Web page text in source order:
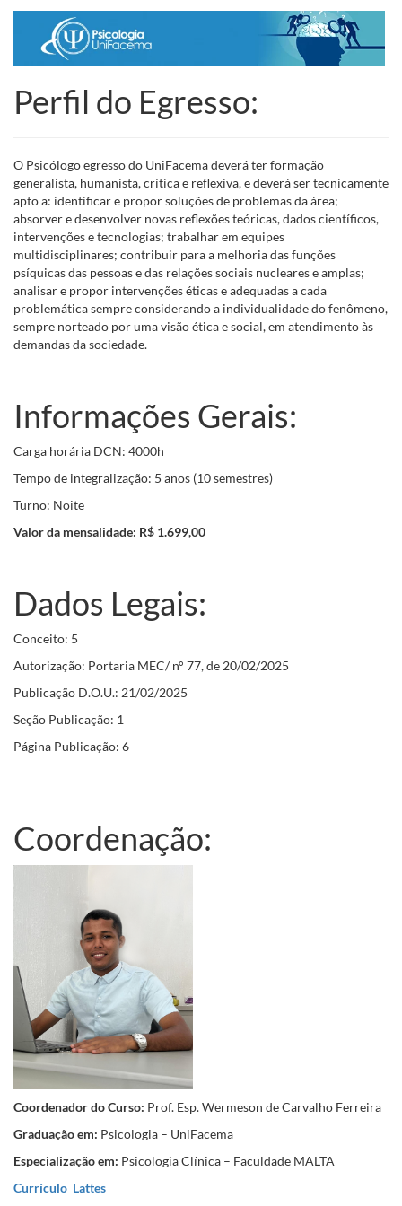
Perfil do Egresso:
O Psicólogo egresso do UniFacema deverá ter formação
generalista, humanista, crítica e reflexiva, e deverá ser tecnicamente
apto a: identificar e propor soluções de problemas da área;
absorver e desenvolver novas reflexões teóricas, dados científicos,
intervenções e tecnologias; trabalhar em equipes
multidisciplinares; contribuir para a melhoria das funções
psíquicas das pessoas e das relações sociais nucleares e amplas;
analisar e propor intervenções éticas e adequadas a cada
problemática sempre considerando a individualidade do fenômeno,
sempre norteado por uma visão ética e social, em atendimento às
demandas da sociedade.
Informações Gerais:
Carga horária DCN: 4000h
Tempo de integralização: 5 anos (10 semestres)
Turno: Noite
Valor da mensalidade: R$ 1.699,00
Dados Legais:
Conceito: 5
Autorização: Portaria MEC/ n° 77, de 20/02/2025
Publicação D.O.U.: 21/02/2025
Seção Publicação: 1
Página Publicação: 6
Coordenação:
Coordenador do Curso: Prof. Esp. Wermeson de Carvalho Ferreira
Graduação em: Psicologia – UniFacema
Especialização em: Psicologia Clínica – Faculdade MALTA
Currículo Lattes